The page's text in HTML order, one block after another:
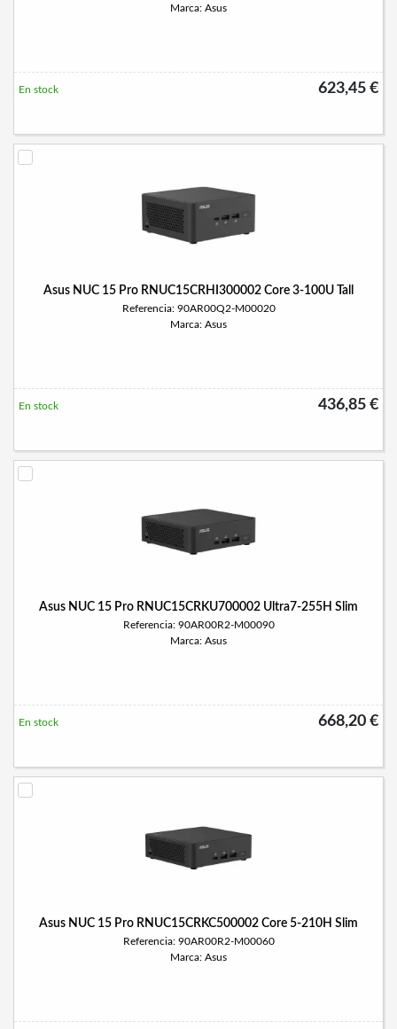
Marca: Asus
623,45 €
En stock
Asus NUC 15 Pro RNUC15CRHI300002 Core 3-100U Tall
Referencia: 90AR00Q2-M00020
Marca: Asus
436,85 €
En stock
Asus NUC 15 Pro RNUC15CRKU700002 Ultra7-255H Slim
Referencia: 90AR00R2-M00090
Marca: Asus
668,20 €
En stock
Asus NUC 15 Pro RNUC15CRKC500002 Core 5-210H Slim
Referencia: 90AR00R2-M00060
Marca: Asus